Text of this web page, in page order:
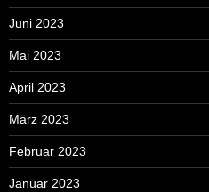
Juni 2023
Mai 2023
April 2023
März 2023
Februar 2023
Januar 2023